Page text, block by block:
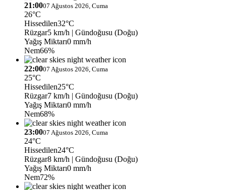
21:0007 Ağustos 2026, Cuma
26°C
Hissedilen32°C
Rüzgar5 km/h | Gündoğusu (Doğu)
Yağış Miktarı0 mm/h
Nem66%
22:0007 Ağustos 2026, Cuma
25°C
Hissedilen25°C
Rüzgar7 km/h | Gündoğusu (Doğu)
Yağış Miktarı0 mm/h
Nem68%
23:0007 Ağustos 2026, Cuma
24°C
Hissedilen24°C
Rüzgar8 km/h | Gündoğusu (Doğu)
Yağış Miktarı0 mm/h
Nem72%